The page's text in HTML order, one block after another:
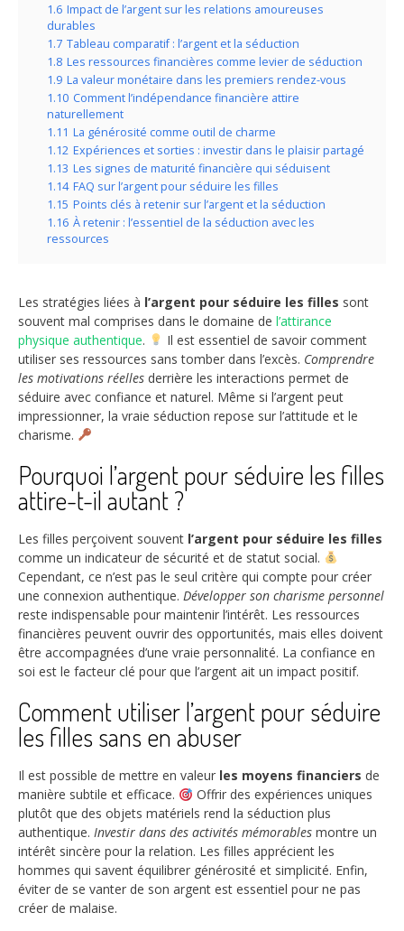
1.6 Impact de l’argent sur les relations amoureuses
durables
1.7 Tableau comparatif : l’argent et la séduction
1.8 Les ressources financières comme levier de séduction
1.9 La valeur monétaire dans les premiers rendez-vous
1.10 Comment l’indépendance financière attire
naturellement
1.11 La générosité comme outil de charme
1.12 Expériences et sorties : investir dans le plaisir partagé
1.13 Les signes de maturité financière qui séduisent
1.14 FAQ sur l’argent pour séduire les filles
1.15 Points clés à retenir sur l’argent et la séduction
1.16 À retenir : l’essentiel de la séduction avec les
ressources
Les stratégies liées à l’argent pour séduire les filles sont
souvent mal comprises dans le domaine de l’attirance
physique authentique.
Il est essentiel de savoir comment
utiliser ses ressources sans tomber dans l’excès. Comprendre
les motivations réelles derrière les interactions permet de
séduire avec confiance et naturel. Même si l’argent peut
impressionner, la vraie séduction repose sur l’attitude et le
charisme.
Pourquoi l’argent pour séduire les filles
attire-t-il autant ?
Les filles perçoivent souvent l’argent pour séduire les filles
comme un indicateur de sécurité et de statut social.
Cependant, ce n’est pas le seul critère qui compte pour créer
une connexion authentique. Développer son charisme personnel
reste indispensable pour maintenir l’intérêt. Les ressources
financières peuvent ouvrir des opportunités, mais elles doivent
être accompagnées d’une vraie personnalité. La confiance en
soi est le facteur clé pour que l’argent ait un impact positif.
Comment utiliser l’argent pour séduire
les filles sans en abuser
Il est possible de mettre en valeur les moyens financiers de
manière subtile et efficace.
Offrir des expériences uniques
plutôt que des objets matériels rend la séduction plus
authentique. Investir dans des activités mémorables montre un
intérêt sincère pour la relation. Les filles apprécient les
hommes qui savent équilibrer générosité et simplicité. Enfin,
éviter de se vanter de son argent est essentiel pour ne pas
créer de malaise.